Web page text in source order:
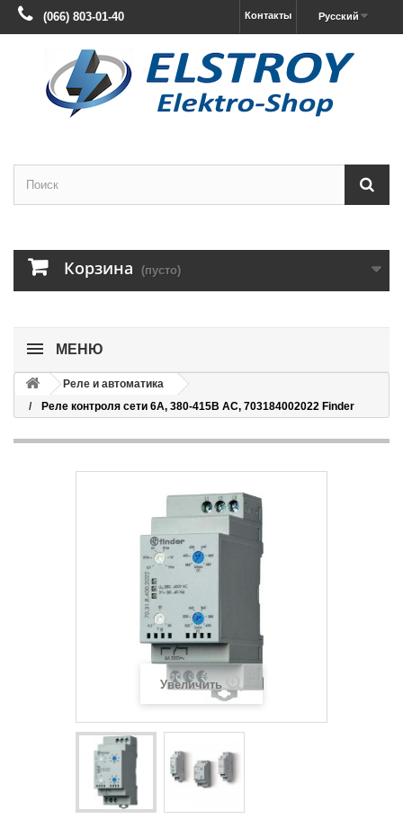
Русский
Контакты
(066) 803-01-40
Корзина (пусто)
МЕНЮ
Реле и автоматика
Реле контроля сети 6A, 380-415В AC, 703184002022 Finder
Увеличить